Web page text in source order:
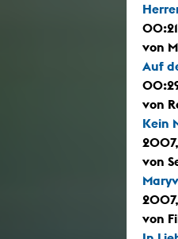
von
Auf
von
Kein
von
von